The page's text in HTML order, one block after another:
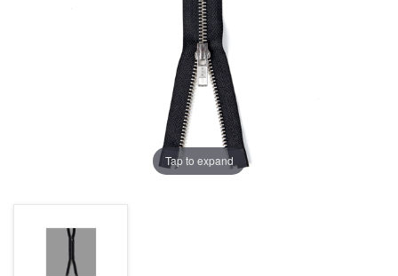
Tap to expand